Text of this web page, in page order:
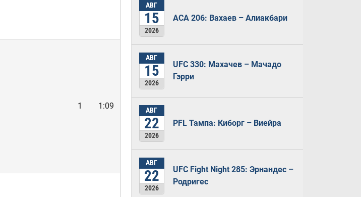
1 1:09
АВГ
15
2026
ACA 206: Вахаев – Алиакбари
АВГ
15
2026
UFC 330: Махачев – Мачадо
Гэрри
АВГ
22
2026
PFL Тампа: Киборг – Виейра
АВГ
22
2026
UFC Fight Night 285: Эрнандес –
Родригес